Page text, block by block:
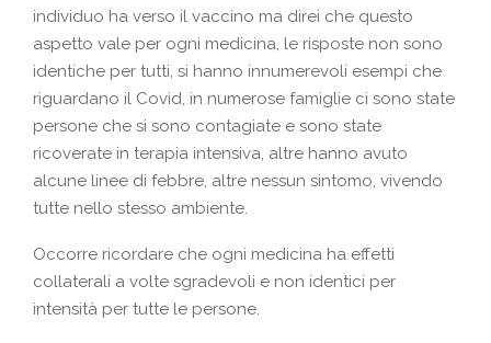
individuo ha verso il vaccino ma direi che questo
aspetto vale per ogni medicina, le risposte non sono
identiche per tutti, si hanno innumerevoli esempi che
riguardano il Covid, in numerose famiglie ci sono state
persone che si sono contagiate e sono state
ricoverate in terapia intensiva, altre hanno avuto
alcune linee di febbre, altre nessun sintomo, vivendo
tutte nello stesso ambiente.
Occorre ricordare che ogni medicina ha effetti
collaterali a volte sgradevoli e non identici per
intensità per tutte le persone.